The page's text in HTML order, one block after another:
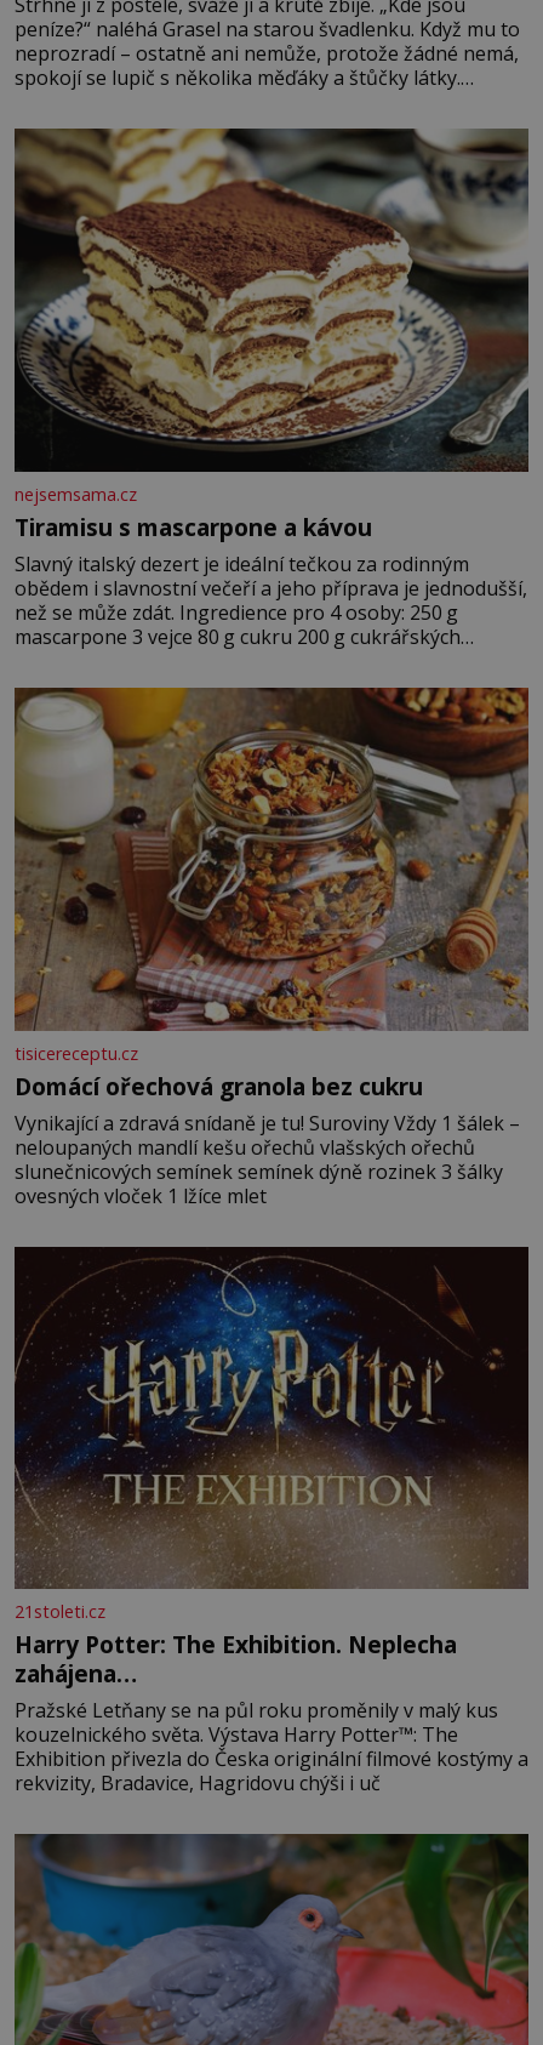
Strhne ji z postele, sváže ji a krutě zbije. „Kde jsou
peníze?“ naléhá Grasel na starou švadlenku. Když mu to
neprozradí – ostatně ani nemůže, protože žádné nemá,
spokojí se lupič s několika měďáky a štůčky látky.
krutý. Jeho činy budí hrůzu ještě dlouho po jeho smrti
nejsemsama.cz
Tiramisu s mascarpone a kávou
Slavný italský dezert je ideální tečkou za rodinným
obědem i slavnostní večeří a jeho příprava je jednodušší,
než se může zdát. Ingredience pro 4 osoby: 250 g
mascarpone 3 vejce 80 g cukru 200 g cukrářských
posypání Postup: Oddělte žloutky od bílků. Žloutky
vyšlehejte s cukrem do světlé pěny a postupně do nich
vmíchejte mascarpone, aby vznikl hladký
tisicereceptu.cz
Domácí ořechová granola bez cukru
Vynikající a zdravá snídaně je tu! Suroviny Vždy 1 šálek –
neloupaných mandlí kešu ořechů vlašských ořechů
slunečnicových semínek semínek dýně rozinek 3 šálky
ovesných vloček 1 lžíce mlet
21stoleti.cz
Harry Potter: The Exhibition. Neplecha
zahájena…
Pražské Letňany se na půl roku proměnily v malý kus
kouzelnického světa. Výstava Harry Potter™: The
Exhibition přivezla do Česka originální filmové kostýmy a
rekvizity, Bradavice, Hagridovu chýši i uč